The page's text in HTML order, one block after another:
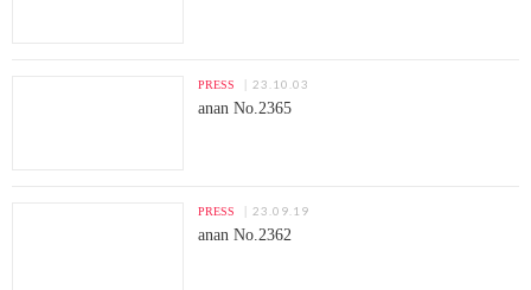
PRESS 23.10.03
anan No.2365
PRESS 23.09.19
anan No.2362